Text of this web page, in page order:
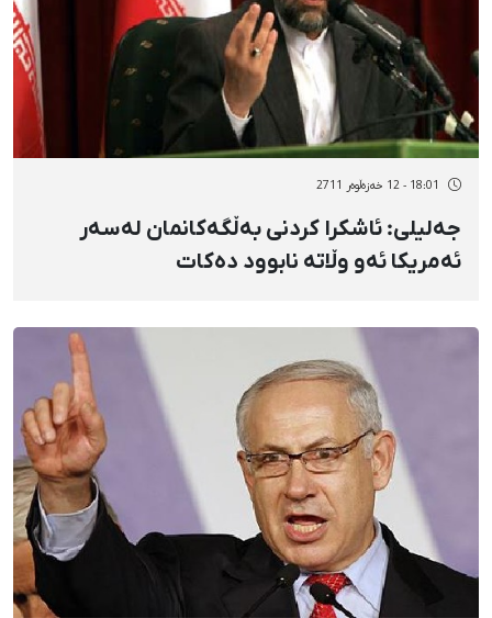
18:01 - 12 خەزەڵوەر 2711
جەلیلی: ئاشكرا كردنی بەڵگەكانمان لەسەر
ئەمریكا ئەو وڵاتە نابوود دەكات